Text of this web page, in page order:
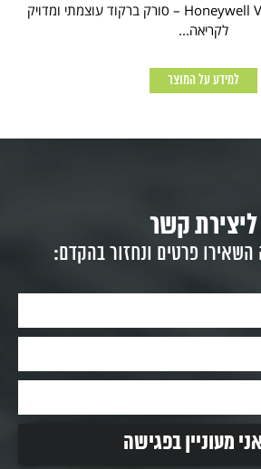
Honeywell Voyager™ XP 1470g – סורק ברקוד עוצמתי ומדויק
לקריאה...
למידע על המוצר
ליצירת קשר
השאירו פרטים ונחזור בהקדם: